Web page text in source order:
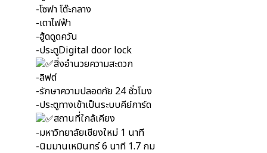
-โซฟา โต๊ะกลาง
-เตาไฟฟ้า
-ฮู้ดดูดควัน
-ประตูDigital door lock
สิ่งอำนวยความสะดวก
-ลิฟต์
-รักษาความปลอดภัย 24 ชั่วโมง
-ประตูทางเข้าเป็นระบบคีย์การ์ด
สถานที่ใกล้เคียง
-มหาวิทยาลัยเชียงใหม่ 1 นาที
-นิมมานเหมินทร์ 6 นาที 1.7 กม